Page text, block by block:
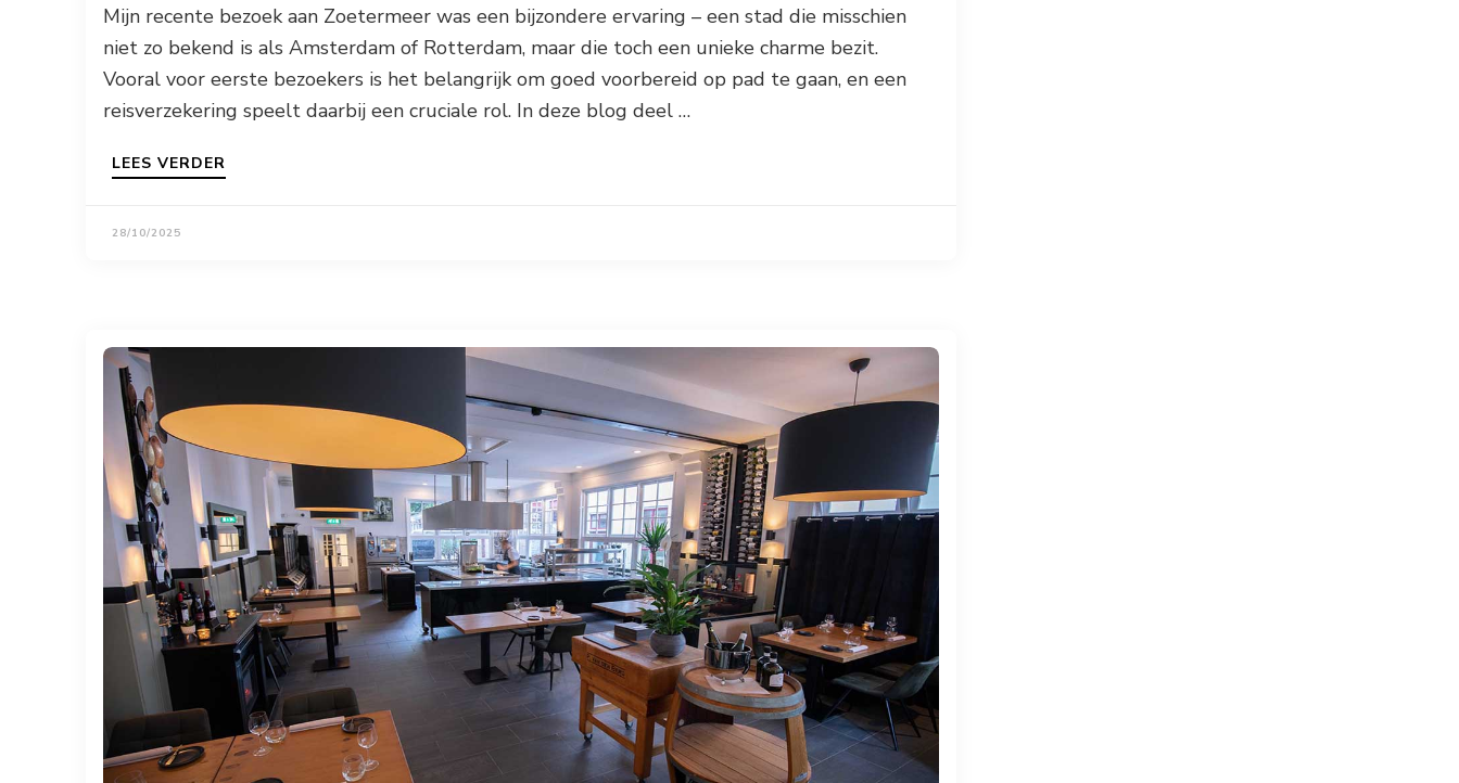
Mijn recente bezoek aan Zoetermeer was een bijzondere ervaring – een stad die misschien
niet zo bekend is als Amsterdam of Rotterdam, maar die toch een unieke charme bezit.
Vooral voor eerste bezoekers is het belangrijk om goed voorbereid op pad te gaan, en een
reisverzekering speelt daarbij een cruciale rol. In deze blog deel …
LEES VERDER
28/10/2025